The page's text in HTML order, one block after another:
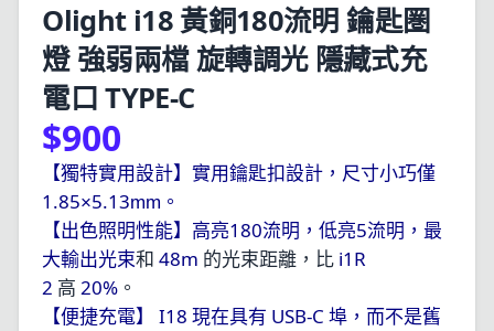
Olight i18 黃銅180流明 鑰匙圏
燈 強弱兩檔 旋轉調光 隱藏式充
電口 TYPE-C
$900
【獨特實用設計】實用鑰匙扣設計，尺寸小巧僅
1.85×5.13mm 。
【出色照明性能】 高亮180流明，低亮5流明， 最
大輸出光束和 48m 的光束距離，比 i1R
2 高 20% 。
【便捷充電】
I18現在具有 USB-C埠，而不是舊